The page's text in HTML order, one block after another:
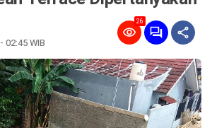
02:45 WIB
26